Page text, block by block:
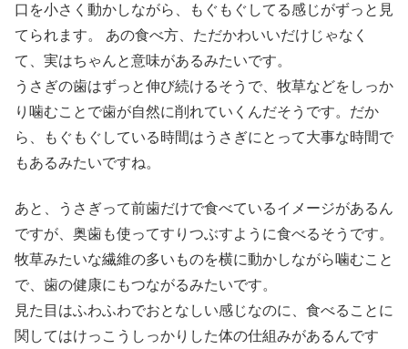
口を小さく動かしながら、もぐもぐしてる感じがずっと見
てられます。 あの食べ方、ただかわいいだけじゃなく
て、実はちゃんと意味があるみたいです。
うさぎの歯はずっと伸び続けるそうで、牧草などをしっか
り噛むことで歯が自然に削れていくんだそうです。だか
ら、もぐもぐしている時間はうさぎにとって大事な時間で
もあるみたいですね。
あと、うさぎって前歯だけで食べているイメージがあるん
ですが、奥歯も使ってすりつぶすように食べるそうです。
牧草みたいな繊維の多いものを横に動かしながら噛むこと
で、歯の健康にもつながるみたいです。
見た目はふわふわでおとなしい感じなのに、食べることに
関してはけっこうしっかりした体の仕組みがあるんです